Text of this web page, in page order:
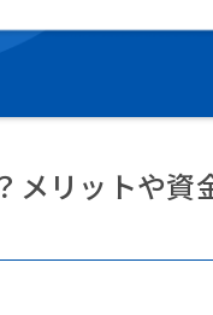
メリットや資